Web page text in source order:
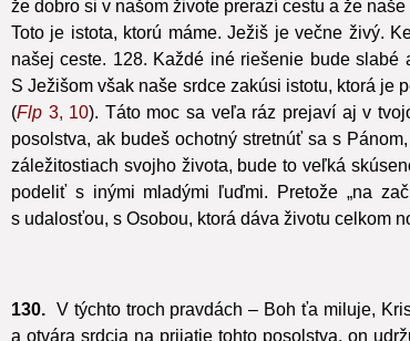
že dobro si v našom živote prerazí cestu a že
Toto je istota, ktorú máme. Ježiš je večne živý.
našej ceste. 128. Každé iné riešenie bude
S Ježišom však naše srdce zakúsi istotu, ktorá je
(Flp 3, 10). Táto moc sa veľa ráz prejaví aj v
posolstva, ak budeš ochotný stretnúť sa s
záležitostiach svojho života, bude to veľká
podeliť s inými mladými ľuďmi. Pretože „na
s udalosťou, s Osobou, ktorá dáva životu celkom
130.
V týchto troch pravdách – Boh ťa miluje,